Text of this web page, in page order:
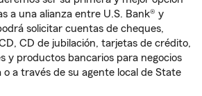
a una alianza entre U.S. Bank® y
solicitar cuentas de cheques,
CD de jubilación, tarjetas de crédito,
y productos bancarios para negocios
o a través de su agente local de State